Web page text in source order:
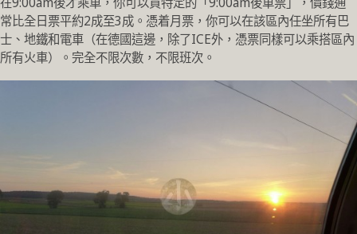
常比全日票平約2成至3成。憑着月票，你可以在該區內任坐所有巴
士、地鐵和電車（在德國這邊，除了ICE外，憑票同樣可以乘搭區內
所有火車）。完全不限次數，不限班次。